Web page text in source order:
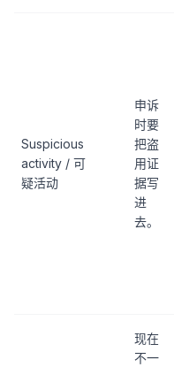
Suspicious
activity / 可
疑活动
申诉
时要
把盗
用证
据写
进
去。
现在
不一